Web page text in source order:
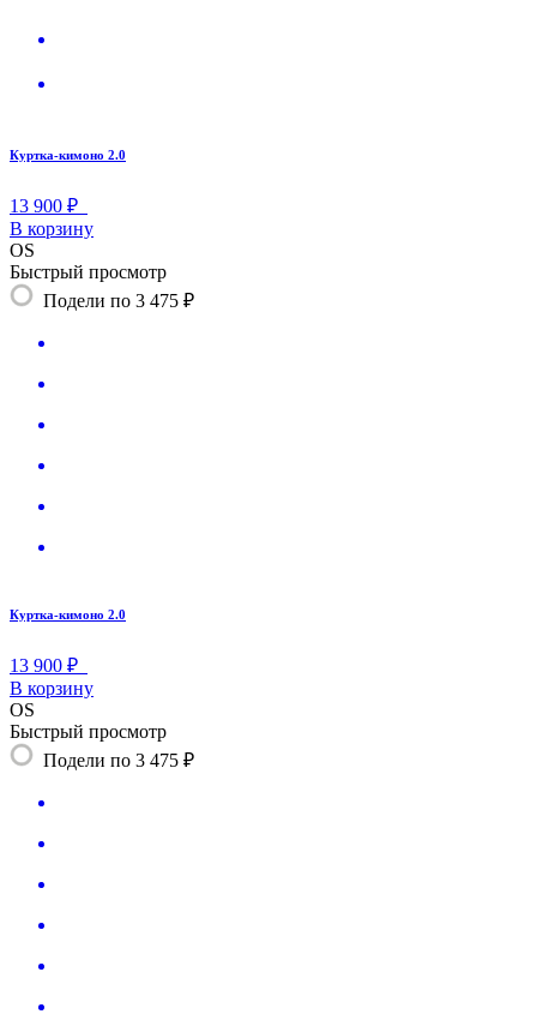
Куртка-кимоно 2.0
13 900 ₽
В корзину
OS
Быстрый просмотр
Подели по 3 475 ₽
Куртка-кимоно 2.0
13 900 ₽
В корзину
OS
Быстрый просмотр
Подели по 3 475 ₽